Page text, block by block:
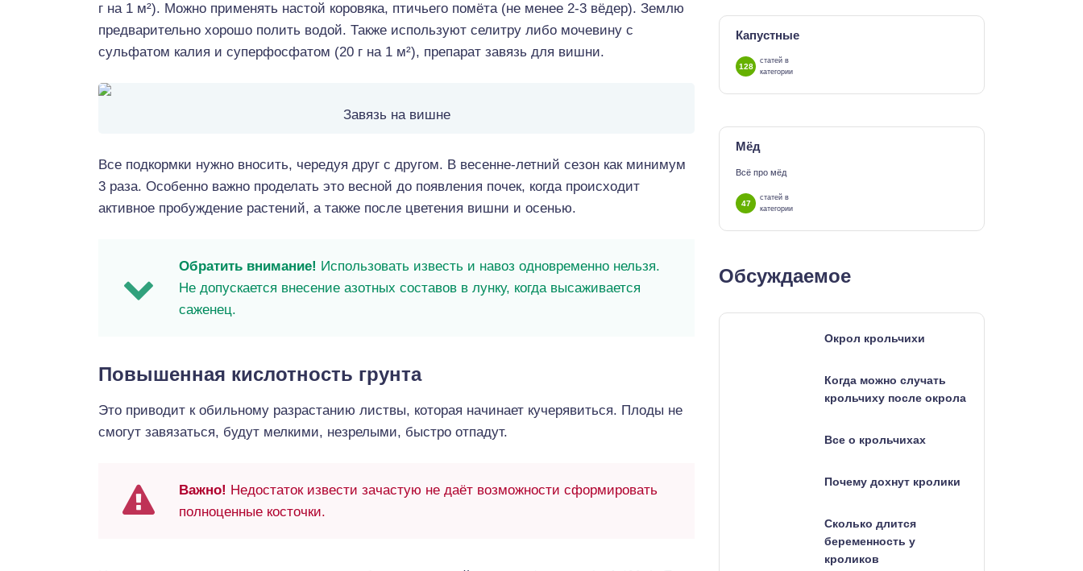
г на 1 м²). Можно применять настой коровяка, птичьего помёта (не менее 2-3 вёдер). Землю
предварительно хорошо полить водой. Также используют селитру либо мочевину с
сульфатом калия и суперфосфатом (20 г на 1 м²), препарат завязь для вишни.
Завязь на вишне
Все подкормки нужно вносить, чередуя друг с другом. В весенне-летний сезон как минимум
3 раза. Особенно важно проделать это весной до появления почек, когда происходит
активное пробуждение растений, а также после цветения вишни и осенью.
Обратить внимание! Использовать известь и навоз одновременно нельзя.
Не допускается внесение азотных составов в лунку, когда высаживается
саженец.
Повышенная кислотность грунта
Это приводит к обильному разрастанию листвы, которая начинает кучерявиться. Плоды не
смогут завязаться, будут мелкими, незрелыми, быстро отпадут.
Важно! Недостаток извести зачастую не даёт возможности сформировать
полноценные косточки.
Капустные
128
статей в
категории
Мёд
Всё про мёд
47
статей в
категории
Обсуждаемое
Окрол крольчихи
Когда можно случать
крольчиху после окрола
Все о крольчихах
Почему дохнут кролики
Сколько длится
беременность у
кроликов